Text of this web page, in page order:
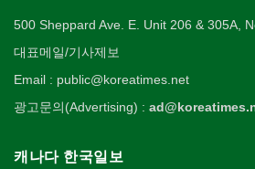
500 Sheppard Ave. E. Unit 206 & 305A,
대표메일/기사제보
Email : public@koreatimes.net
광고문의(Advertising) :
캐나다 한국일보